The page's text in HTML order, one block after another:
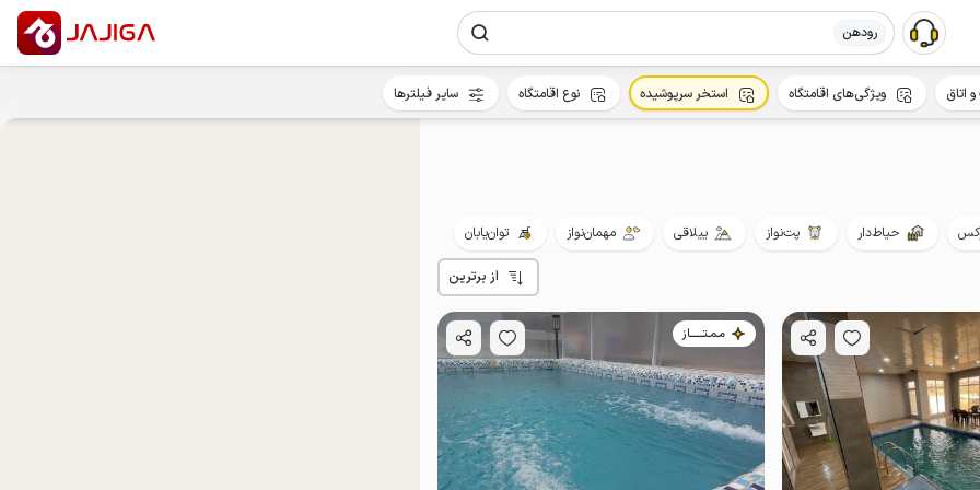
رودهن
حیاط‌دار پت‌نواز ییلاقی مهمان‌نواز توان‌یابان
از برترین
مـمـتــــــاز
اتاق ویژگی‌های اقامتگاه استخر سرپوشیده نوع اقامتگاه سایر فیلترها